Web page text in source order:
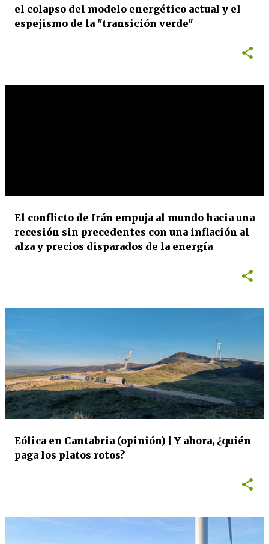
el colapso del modelo energético actual y el
espejismo de la "transición verde"
El conflicto de Irán empuja al mundo hacia una
recesión sin precedentes con una inflación al
alza y precios disparados de la energía
Eólica en Cantabria (opinión) | Y ahora, ¿quién
paga los platos rotos?